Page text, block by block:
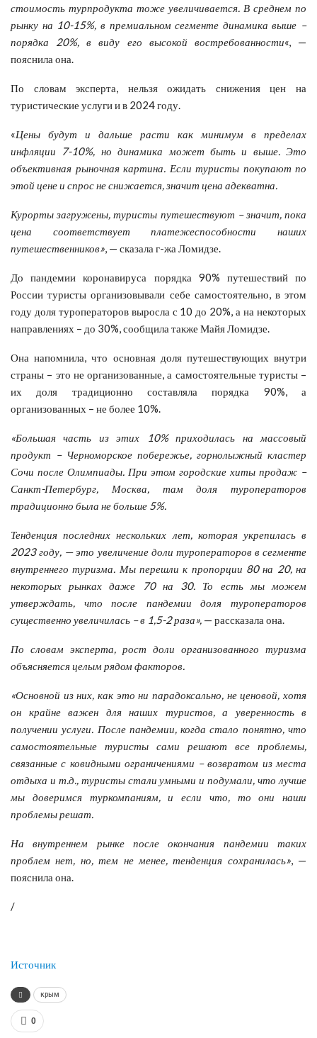
стоимость турпродукта тоже увеличивается. В среднем по
рынку на 10-15%, в премиальном сегменте динамика выше –
порядка 20%, в виду его высокой востребованности«, —
пояснила она.
По словам эксперта, нельзя ожидать снижения цен на
туристические услуги и в 2024 году.
«Цены будут и дальше расти как минимум в пределах
инфляции 7-10%, но динамика может быть и выше. Это
объективная рыночная картина. Если туристы покупают по
этой цене и спрос не снижается, значит цена адекватна.
Курорты загружены, туристы путешествуют – значит, пока
цена соответствует платежеспособности наших
путешественников», — сказала г-жа Ломидзе.
До пандемии коронавируса порядка 90% путешествий по
России туристы организовывали себе самостоятельно, в этом
году доля туроператоров выросла с 10 до 20%, а на некоторых
направлениях – до 30%, сообщила также Майя Ломидзе.
Она напомнила, что основная доля путешествующих внутри
страны – это не организованные, а самостоятельные туристы –
их доля традиционно составляла порядка 90%, а
организованных – не более 10%.
«Большая часть из этих 10% приходилась на массовый
продукт – Черноморское побережье, горнолыжный кластер
Сочи после Олимпиады. При этом городские хиты продаж –
Санкт-Петербург, Москва, там доля туроператоров
традиционно была не больше 5%.
Тенденция последних нескольких лет, которая укрепилась в
2023 году, — это увеличение доли туроператоров в сегменте
внутреннего туризма. Мы перешли к пропорции 80 на 20, на
некоторых рынках даже 70 на 30. То есть мы можем
утверждать, что после пандемии доля туроператоров
существенно увеличилась – в 1,5-2 раза», — рассказала она.
По словам эксперта, рост доли организованного туризма
объясняется целым рядом факторов.
«Основной из них, как это ни парадоксально, не ценовой, хотя
он крайне важен для наших туристов, а уверенность в
получении услуги. После пандемии, когда стало понятно, что
самостоятельные туристы сами решают все проблемы,
связанные с ковидными ограничениями – возвратом из места
отдыха и т.д., туристы стали умными и подумали, что лучше
мы доверимся туркомпаниям, и если что, то они наши
проблемы решат.
На внутреннем рынке после окончания пандемии таких
проблем нет, но, тем не менее, тенденция сохранилась», —
пояснила она.
/
Источник
крым
0